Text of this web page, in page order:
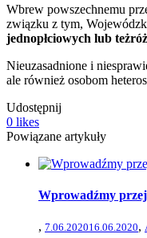
Wbrew powszechnemu
związku z tym,
jednopłciowych lub
Nieuzasadnione i
ale również osobom
Udostępnij
0 likes
Powiązane artykuły
Wprowadźmy
, 7.06.202016.06.2020,